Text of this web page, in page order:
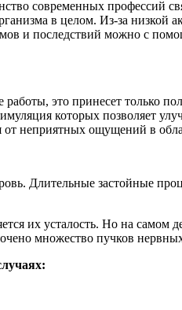
современных профессий
в целом. Из-за низкой
и последствий можно с
это принесет только
которых позволяет
от неприятных ощущений в
Длительные застойные
их усталость. Но на
множество пучков